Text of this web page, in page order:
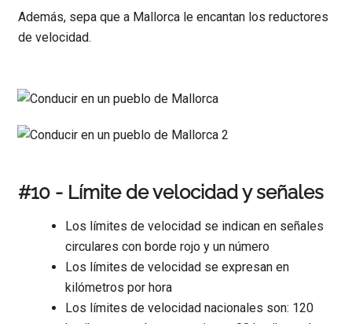
Además, sepa que a Mallorca le encantan los reductores
de velocidad.
#10 - Límite de velocidad y señales
Los límites de velocidad se indican en señales
circulares con borde rojo y un número
Los límites de velocidad se expresan en
kilómetros por hora
Los límites de velocidad nacionales son: 120